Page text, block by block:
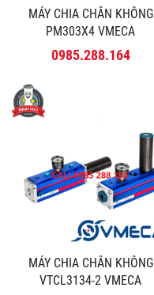
MÁY CHIA CHÂN KHÔNG
PM303X4 VMECA
0985.288.164
MÁY CHIA CHÂN KHÔNG
VTCL3134-2 VMECA